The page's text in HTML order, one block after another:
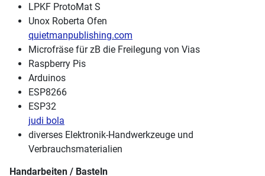
LPKF ProtoMat S
Unox Roberta Ofen
quietmanpublishing.com
Microfräse für zB die Freilegung von Vias
Raspberry Pis
Arduinos
ESP8266
ESP32
judi bola
diverses Elektronik-Handwerkzeuge und
Verbrauchsmaterialien
Handarbeiten / Basteln